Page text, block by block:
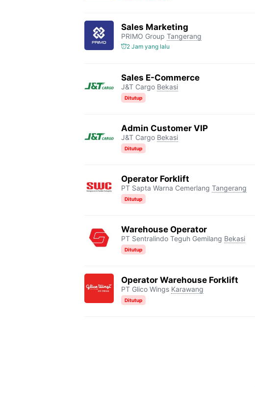
Sales Marketing
PRIMO Group Tangerang
2 Jam yang lalu
Sales E-Commerce
J&T Cargo Bekasi
Ditutup
Admin Customer VIP
J&T Cargo Bekasi
Ditutup
Operator Forklift
PT Sapta Warna Cemerlang Tangerang
Ditutup
Warehouse Operator
PT Sentralindo Teguh Gemilang Bekasi
Ditutup
Operator Warehouse Forklift
PT Glico Wings Karawang
Ditutup